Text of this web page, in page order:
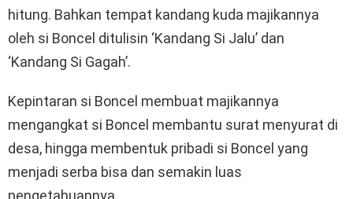
hitung. Bahkan tempat kandang kuda majikannya
oleh si Boncel ditulisin ‘Kandang Si Jalu’ dan
‘Kandang Si Gagah’.
Kepintaran si Boncel membuat majikannya
mengangkat si Boncel membantu surat menyurat di
desa, hingga membentuk pribadi si Boncel yang
menjadi serba bisa dan semakin luas
pengetahuannya.